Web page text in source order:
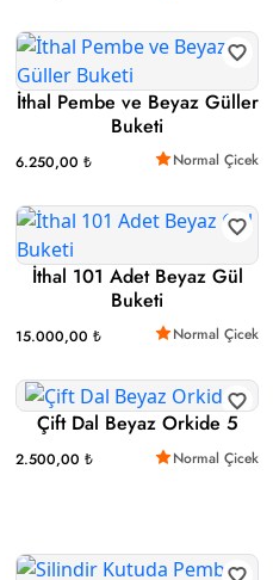
İthal Pembe ve Beyaz Güller
Buketi
6.250,00 ₺ Normal Çicek
İthal 101 Adet Beyaz Gül
Buketi
15.000,00 ₺ Normal Çicek
Çift Dal Beyaz Orkide 5
2.500,00 ₺ Normal Çicek